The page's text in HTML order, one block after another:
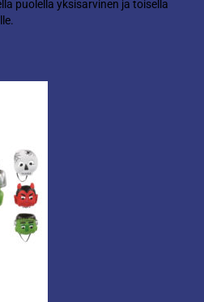
puolella yksisarvinen ja toisella